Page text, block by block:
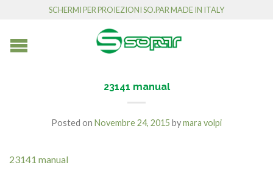
SCHERMI PER PROIEZIONI SO.PAR MADE IN ITALY
23141 manual
Posted on Novembre 24, 2015 bymara volpi
23141 manual